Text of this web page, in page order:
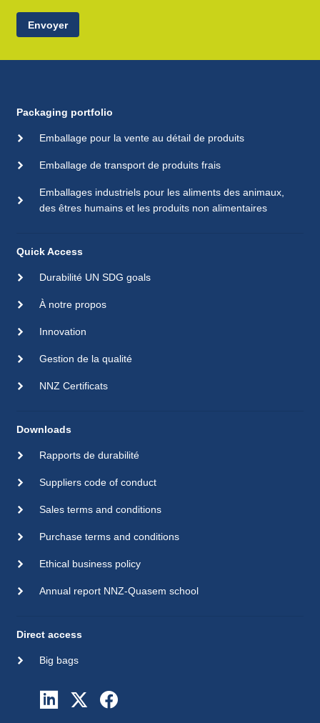
Envoyer
Packaging portfolio
Emballage pour la vente au détail de produits
Emballage de transport de produits frais
Emballages industriels pour les aliments des animaux,
des êtres humains et les produits non alimentaires
Quick Access
Durabilité UN SDG goals
À notre propos
Innovation
Gestion de la qualité
NNZ Certificats
Downloads
Rapports de durabilité
Suppliers code of conduct
Sales terms and conditions
Purchase terms and conditions
Ethical business policy
Annual report NNZ-Quasem school
Direct access
Big bags